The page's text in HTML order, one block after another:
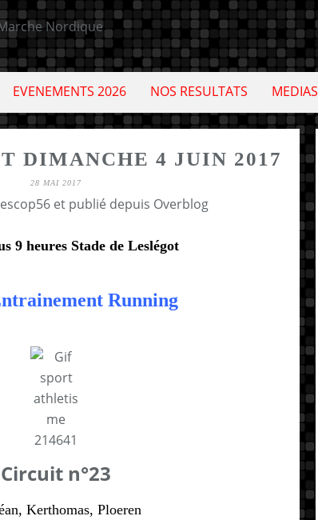
EVENEMENTS 2026 NOS RESULTATS MEDIAS
DIMANCHE 4 JUIN 2017
28 MAI 2017
et publié depuis Overblog
9 heures Stade de Leslégot
Running
Circuit n°23
Kerthomas, Ploeren